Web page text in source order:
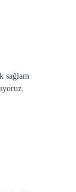
sağlam